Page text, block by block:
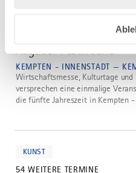
Allgäuer Festwoche
KEMPTEN - INNENSTADT —
Wirtschaftsmesse, Kulturtage
versprechen eine einmalige
die fünfte Jahreszeit in Kempten
KUNST
54 WEITERE TERMINE